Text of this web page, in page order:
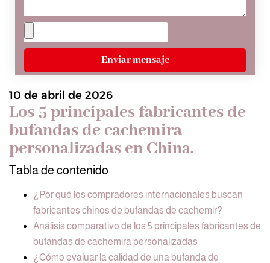
Enviar mensaje
10 de abril de 2026
Los 5 principales fabricantes de
bufandas de cachemira
personalizadas en China.
Tabla de contenido
¿Por qué los compradores internacionales buscan
fabricantes chinos de bufandas de cachemir?
Análisis comparativo de los 5 principales fabricantes de
bufandas de cachemira personalizadas
¿Cómo evaluar la calidad de una bufanda de